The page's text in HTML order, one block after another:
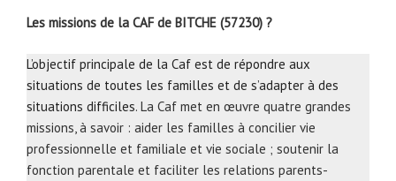
Les missions de la CAF de BITCHE (57230) ?
L’objectif principale de la Caf est de répondre aux
situations de toutes les familles et de s’adapter à des
situations difficiles. La Caf met en œuvre quatre grandes
missions, à savoir : aider les familles à concilier vie
professionnelle et familiale et vie sociale ; soutenir la
fonction parentale et faciliter les relations parents-